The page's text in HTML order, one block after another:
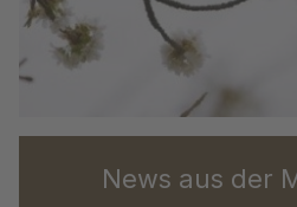
News aus der